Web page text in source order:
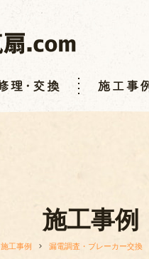
施工事例
施工事例 漏電調査・ブレーカー交換